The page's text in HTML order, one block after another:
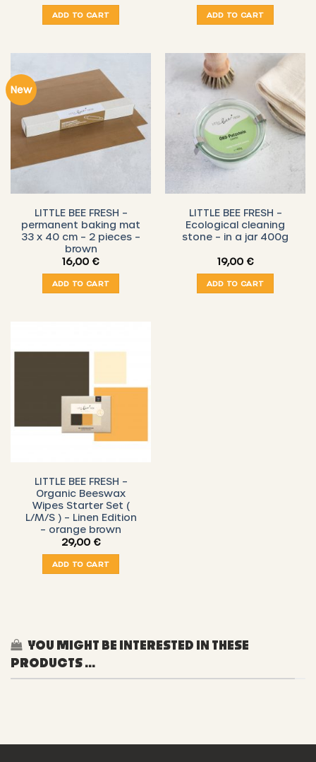
ADD TO CART ADD TO CART
New
LITTLE BEE FRESH –
permanent baking mat
33 x 40 cm – 2 pieces –
brown
16,00 €
ADD TO CART
LITTLE BEE FRESH –
Ecological cleaning
stone – in a jar 400g
19,00 €
ADD TO CART
LITTLE BEE FRESH –
Organic Beeswax
Wipes Starter Set (
L/M/S ) – Linen Edition
– orange brown
29,00 €
ADD TO CART
YOU MIGHT BE INTERESTED IN THESE
PRODUCTS ...